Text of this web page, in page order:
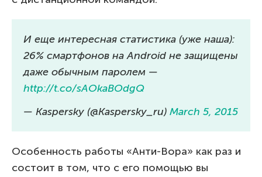
И еще интересная статистика (уже наша):
26% смартфонов на Android не защищены
даже обычным паролем —
http://t.co/sAOkaBOdgQ
— Kaspersky (@Kaspersky_ru) March 5, 2015
Особенность работы «Анти-Вора» как раз и
состоит в том, что с его помощью вы